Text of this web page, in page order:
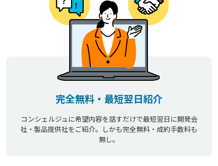
完全無料・最短翌日紹介
コンシェルジュに希望内容を話すだけで最短翌日に開発会
社・製品提供社をご紹介。しかも完全無料・成約手数料も
無し。